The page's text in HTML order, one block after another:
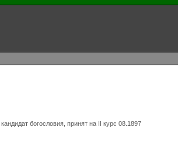
кандидат богословия, принят на II курс 08.1897